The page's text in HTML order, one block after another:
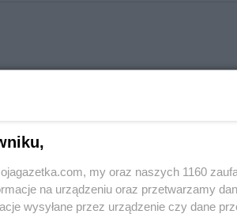
my oraz naszych 1160
na urządzeniu oraz przetwarzamy
wysyłane przez urządzenie czy dane